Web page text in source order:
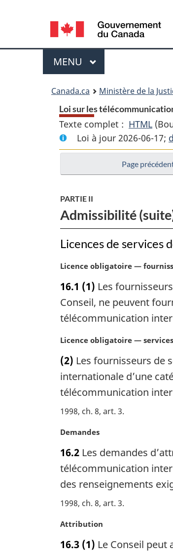
Language
selection
Menu
MENU PRINCIPAL
Canada.ca Ministère de la
Loi sur les
Texte complet : HTML
:
Loi
Loi à jour 2026-06-17;
Page
PARTIE II
Admissibilité
Licences de services
N
t
e
a
g
i
n
a
l
:
Licence obligatoire —
16.1 (1) Les
Conseil, ne peuvent
télécommunication
N
t
e
a
r
i
a
l
:
Licence obligatoire —
(2) Les fournisseurs de
internationale d’une
télécommunication
1998, ch. 8, art. 3
N
t
e
a
r
i
a
Demandes
16.2 Les demandes
télécommunication
des renseignements
1998, ch. 8, art. 3
N
t
Attribution
16.3 (1) Le Conseil